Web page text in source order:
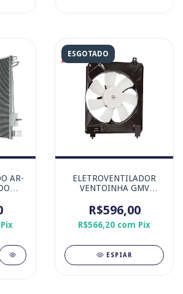
AR-
Pix
ESGOTADO
ELETROVENTILADOR
VENTOINHA GMV
LADO DIREITO /
PASSAGEIRO
R$596,00
R$566,20 com Pix
ESPIAR